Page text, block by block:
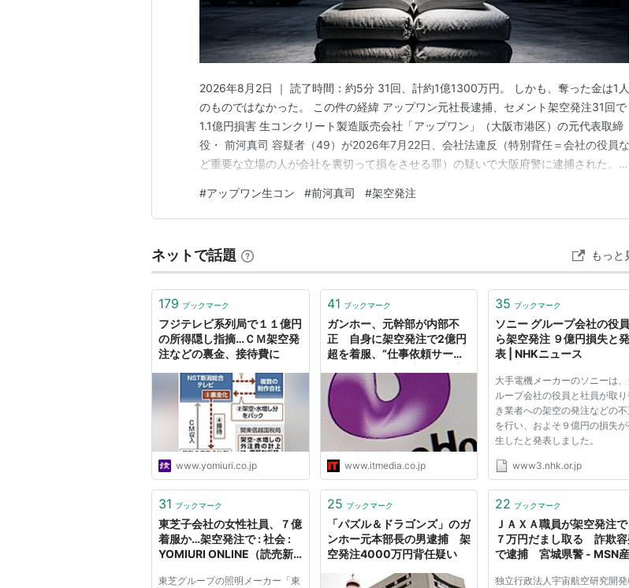
2026年8月2日 ｜ 読了時間：約5分 31回、計約1億1300万円。 しかも、奪った金は1人
のものではなかった。 この件の経緯 アップワン元社長逮捕、セメント架空発注31回で
1.1億円損害 生コンクリート製造販売会社「アップワン」（大阪市港区）の元代表取締
役・ 前河真司 容疑者（49）が2026年7月22日、会社法違反（特別背任＝会社の役員な
ど重要な立場の人が会社を裏切って損をさせる罪）の疑いで大阪府警に逮捕された。
払いも握る立場の元社長が、なぜ2年半にわたって31回も不正を続けられたのか。 そし
て、その金は誰…
#アップワン生コン #前河真司 #架空発注
ネットで話題 もっと
179 ブックマーク
フジテレビ系列局で１１億円
の所得隠し指摘…ＣＭ架空発
注などの裏金、接待費に
www.yomiuri.co.jp
41 ブックマーク
ガンホー、元幹部が内部不
正 自身に架空発注で2億円
超を着服、“仕事依頼サービ
訴へ
www.itmedia.co.jp
35 ブックマーク
ソニー グループ会社の役員
ら架空発注 ９億円損失と発
表 | NHKニュース
大手電機メーカーのソニーは
ループ会社の役員と社員が取り
き業者への架空の発注などの不
を行い、およそ９億円の損失が
生したと発表しました。
www3.nhk.or.jp
31 ブックマーク
東芝子会社の女性社員、７億
着服か…架空発注で : 社会 :
YOMIURI ONLINE（読売新
東芝グループの照明メーカー「東
25 ブックマーク
「パズル＆ドラゴンズ」のガ
ンホー元本部長の男逮捕 架
空発注4000万円背任疑い
22 ブックマーク
ＪＡＸＡ職員が架空発注で
７万円だまし取る 詐欺
で逮捕 宮城県警 - MSN産
独立行政法人宇宙航空研究開